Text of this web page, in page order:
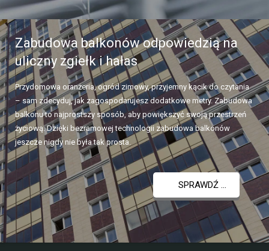
Zabudowa balkonów odpowiedzią na
uliczny zgiełk i hałas
Przydomowa oranżeria, ogród zimowy, przyjemny kącik do czytania
– sam zdecyduj, jak zagospodarujesz dodatkowe metry. Zabudowa
balkonu to najprostszy sposób, aby powiększyć swoją przestrzeń
życiową. Dzięki bezramowej technologii zabudowa balkonów
jeszcze nigdy nie była tak prosta.
SPRAWDŹ ...